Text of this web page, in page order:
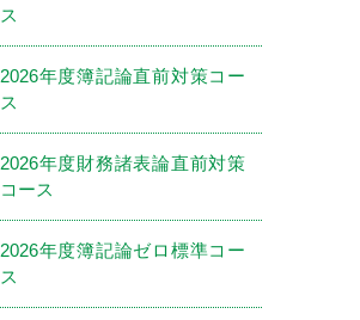
ス
2026年度簿記論直前対策コー
ス
2026年度財務諸表論直前対策
コース
2026年度簿記論ゼロ標準コー
ス